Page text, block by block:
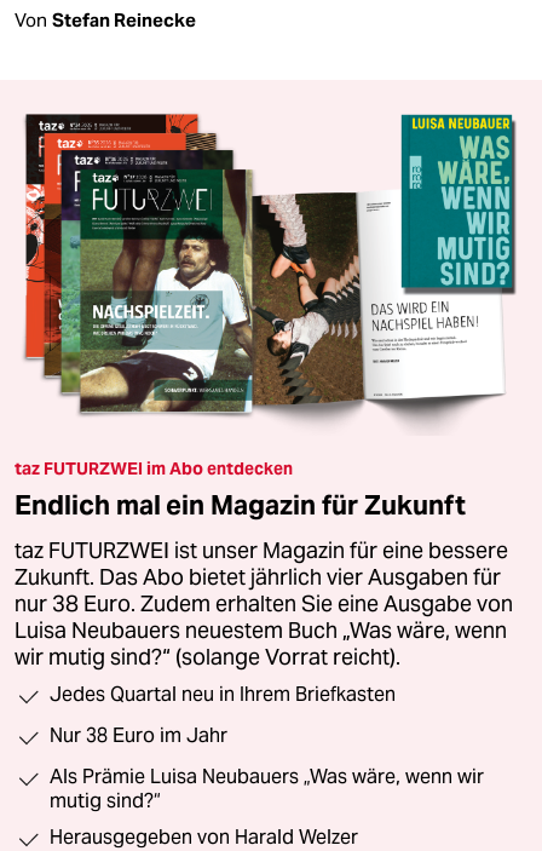
Von Stefan Reinecke
taz FUTURZWEI im Abo entdecken
Endlich mal ein Magazin für Zukunft
taz FUTURZWEI ist unser Magazin für eine bessere
Zukunft. Das Abo bietet jährlich vier Ausgaben für
nur 38 Euro. Zudem erhalten Sie eine Ausgabe von
Luisa Neubauers neuestem Buch „Was wäre, wenn
wir mutig sind?“ (solange Vorrat reicht).
Jedes Quartal neu in Ihrem Briefkasten
Nur 38 Euro im Jahr
Als Prämie Luisa Neubauers „Was wäre, wenn wir
mutig sind?“
Herausgegeben von Harald Welzer